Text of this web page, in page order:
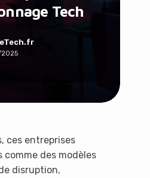
Tech
ces entreprises
comme des modèles
disruption,
Communauté
Productivité